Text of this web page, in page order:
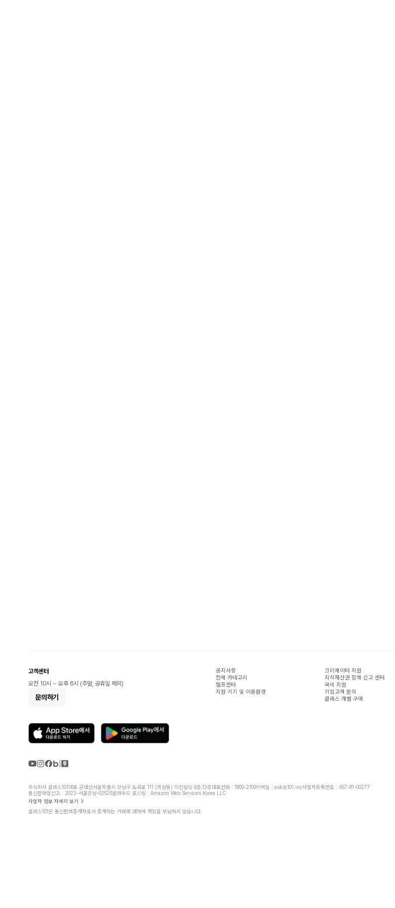
고객센터
오전 10시 ~ 오후 6시 (주말, 공휴일 제외)
문의하기
공지사항
전체 카테고리
헬프센터
지원 기기 및 이용환경
크리에이터 지원
지식재산권 침해 신고 센터
국비 지원
기업고객 문의
클래스 개별 구매
주식회사 클래스101대표 공대선서울특별시 강남구 도곡로 111 (역삼동) 미진빌딩 6층,13층대표전화 : 1800-2109이메일 : ask@101.inc사업자등록번호 : 457-81-00277
통신판매업신고 : 2022-서울강남-02525클라우드 호스팅 : Amazon Web Services Korea LLC
사업자 정보 자세히 보기
클래스101은 통신판매중개자로서 중개하는 거래에 대하여 책임을 부담하지 않습니다.